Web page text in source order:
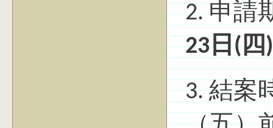
2. 申請
23日(四)
3. 結案